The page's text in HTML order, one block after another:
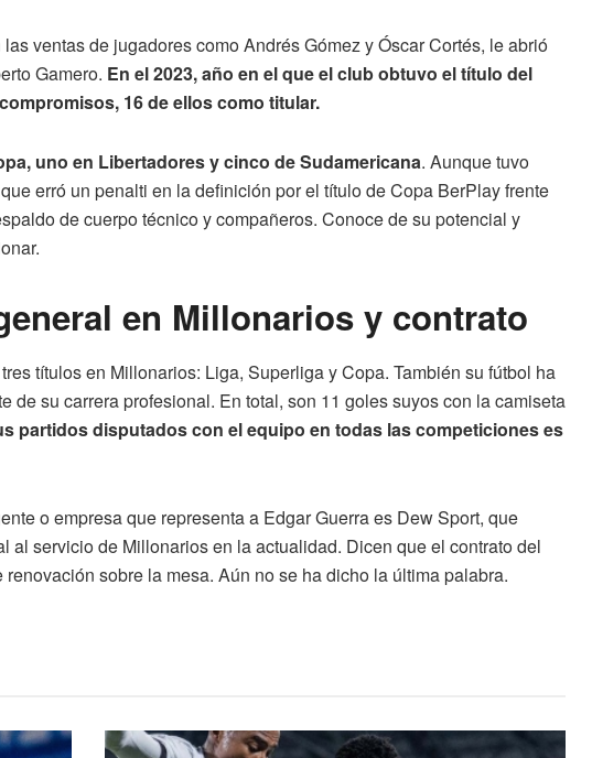
ventas de jugadores como Andrés Gómez y Óscar Cortés, le abrió
Gamero. En el 2023, año en el que el club obtuvo el título del
16 de ellos como titular.
uno en Libertadores y cinco de Sudamericana. Aunque tuvo
erró un penalti en la definición por el título de Copa BerPlay frente
de cuerpo técnico y compañeros. Conoce de su potencial y
en Millonarios y contrato
títulos en Millonarios: Liga, Superliga y Copa. También su fútbol ha
de su carrera profesional. En total, son 11 goles suyos con la camiseta
partidos disputados con el equipo en todas las competiciones es
o empresa que representa a Edgar Guerra es Dew Sport, que
al servicio de Millonarios en la actualidad. Dicen que el contrato del
sobre la mesa. Aún no se ha dicho la última palabra.